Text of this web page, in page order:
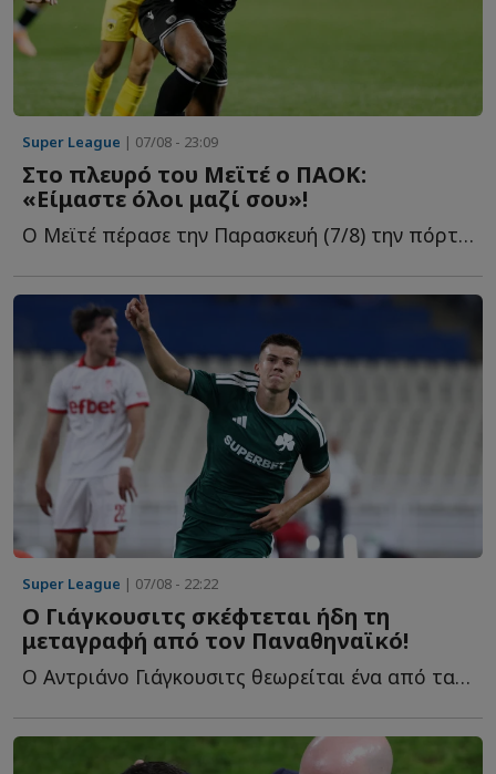
Super League | 07/08 - 23:09
Στο πλευρό του Μεϊτέ ο ΠΑΟΚ:
«Είμαστε όλοι μαζί σου»!
Ο Μεϊτέ πέρασε την Παρασκευή (7/8) την πόρτα του χειρουργείου γ...
Super League | 07/08 - 22:22
Ο Γιάγκουσιτς σκέφτεται ήδη τη
μεταγραφή από τον Παναθηναϊκό!
Ο Αντριάνο Γιάγκουσιτς θεωρείται ένα από τα μεγαλύτερα π...